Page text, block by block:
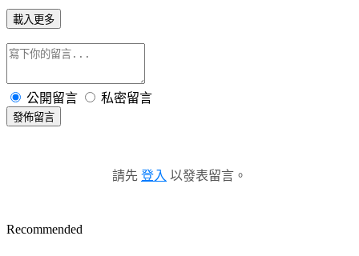
載入更多
公開留言 私密留言
發佈留言
請先 登入 以發表留言。
Recommended